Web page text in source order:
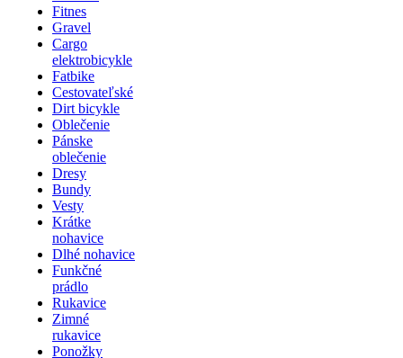
Fitnes
Gravel
Cargo
elektrobicykle
Fatbike
Cestovateľské
Dirt bicykle
Oblečenie
Pánske
oblečenie
Dresy
Bundy
Vesty
Krátke
nohavice
Dlhé nohavice
Funkčné
prádlo
Rukavice
Zimné
rukavice
Ponožky